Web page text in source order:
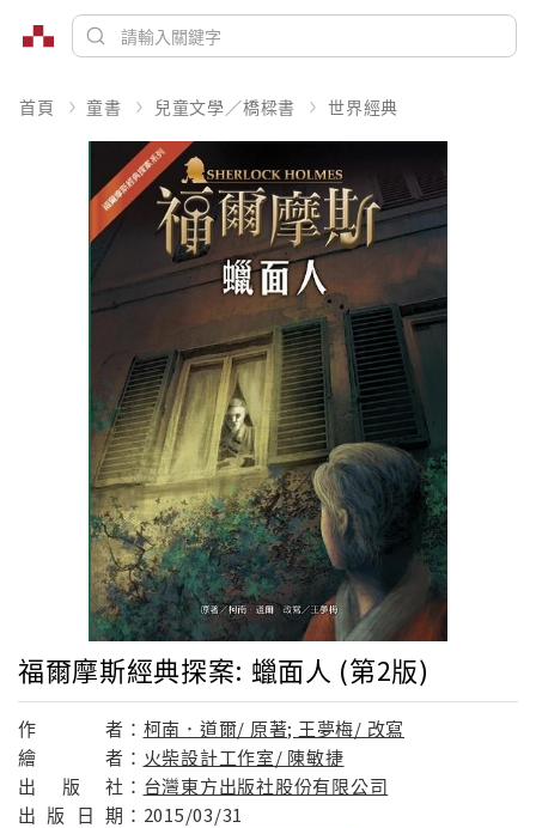
首頁 童書 兒童文學／橋樑書 世界經典
福爾摩斯經典探案: 蠟面人 (第2版)
作 者： 柯南．道爾/ 原著; 王夢梅/ 改寫
繪
者： 火柴設計工作室/ 陳敏捷
出
版 社： 台灣東方出版社股份有限公司
出 版 日 期： 2015/03/31